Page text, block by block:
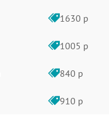
1630 р
1005 р
840 р
910 р